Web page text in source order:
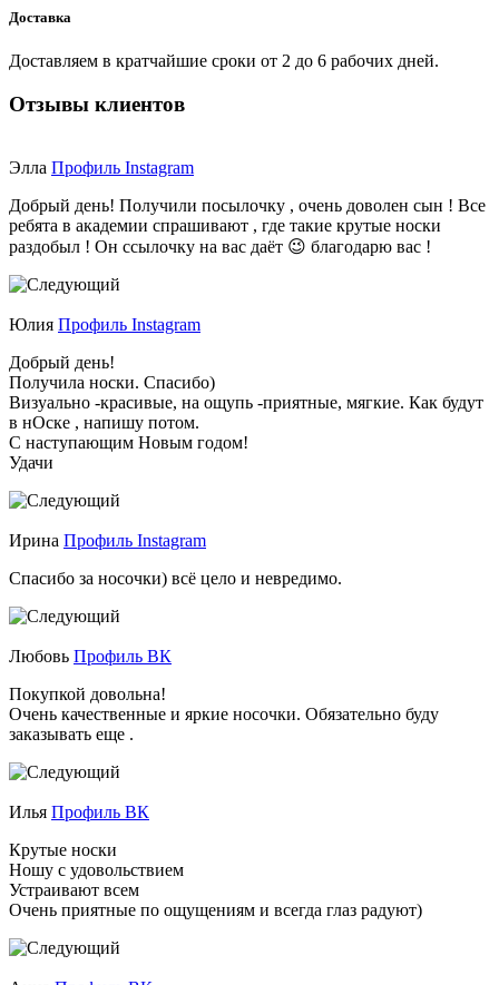
Доставка
Доставляем в кратчайшие сроки от 2 до 6 рабочих дней.
Отзывы клиентов
Элла Профиль Instagram
Добрый день! Получили посылочку , очень доволен сын ! Все
ребята в академии спрашивают , где такие крутые носки
раздобыл ! Он ссылочку на вас даёт 😉 благодарю вас !
Юлия Профиль Instagram
Добрый день!
Получила носки. Спасибо)
Визуально -красивые, на ощупь -приятные, мягкие. Как будут
в нОске , напишу потом.
С наступающим Новым годом!
Удачи
Ирина Профиль Instagram
Спасибо за носочки) всё цело и невредимо.
Любовь Профиль ВК
Покупкой довольна!
Очень качественные и яркие носочки. Обязательно буду
заказывать еще .
Илья Профиль ВК
Крутые носки
Ношу с удовольствием
Устраивают всем
Очень приятные по ощущениям и всегда глаз радуют)